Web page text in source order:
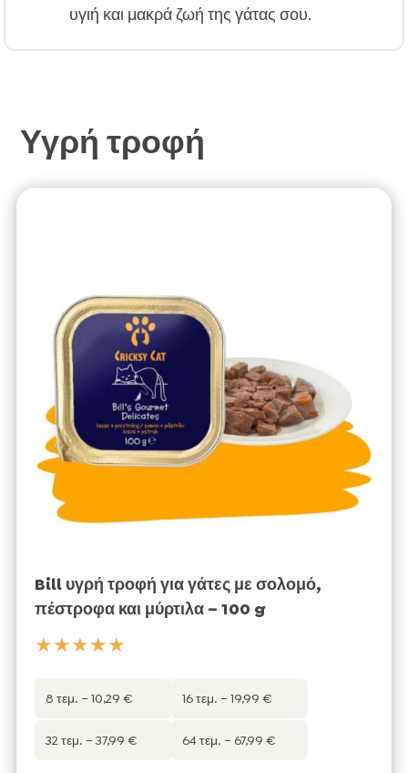
υγιή και μακρά ζωή της γάτας σου.
Υγρή τροφή
Bill υγρή τροφή για γάτες με σολομό,
πέστροφα και μύρτιλα – 100 g
★★★★★
8 τεμ. – 10,29 € 16 τεμ. – 19,99 €
32 τεμ. – 37,99 € 64 τεμ. – 67,99 €